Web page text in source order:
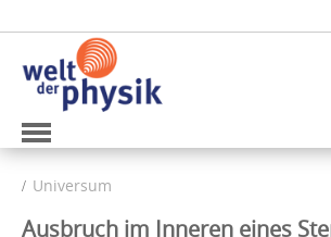
Universum
Ausbruch im Inneren eines